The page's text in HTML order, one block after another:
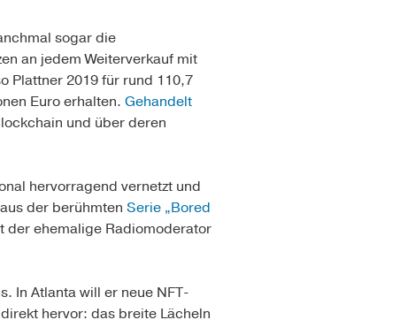
sogar die
an jedem Weiterverkauf mit
Plattner 2019 für rund 110,7
Euro erhalten. Gehandelt
und über deren
hervorragend vernetzt und
der berühmten Serie „Bored
der ehemalige Radiomoderator
In Atlanta will er neue NFT-
hervor: das breite Lächeln